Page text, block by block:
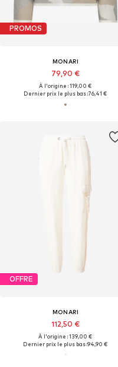
PROMOS
MONARI
79,90 €
À l'origine : 119,00 €
Dernier prix le plus bas :76,41 €
OFFRE
MONARI
112,50 €
À l'origine : 139,00 €
Dernier prix le plus bas :94,90 €